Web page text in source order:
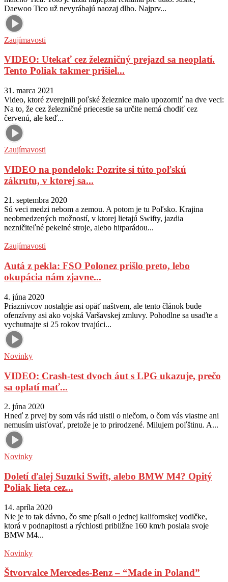
Daewoo Tico už nevyrábajú naozaj dlho. Najprv...
Zaujímavosti
VIDEO: Utekať cez železničný prejazd sa neoplatí.
Tento Poliak takmer prišiel...
31. marca 2021
Video, ktoré zverejnili poľské železnice malo upozorniť na dve veci:
Na to, že cez železničné priecestie sa určite nemá chodiť cez
červenú, ale keď...
Zaujímavosti
VIDEO na pondelok: Pozrite si túto poľskú
zákrutu, v ktorej sa...
21. septembra 2020
Sú veci medzi nebom a zemou. A potom je tu Poľsko. Krajina
neobmedzených možností, v ktorej lietajú Swifty, jazdia
nezničiteľné pekelné stroje, alebo hitparádou...
Zaujímavosti
Autá z pekla: FSO Polonez prišlo preto, lebo
okupácia nám zjavne...
4. júna 2020
Priaznivcov nostalgie asi opäť naštvem, ale tento článok bude
ofenzívny asi ako vojská Varšavskej zmluvy. Pohodlne sa usaďte a
vychutnajte si 25 rokov trvajúci...
Novinky
VIDEO: Crash-test dvoch áut s LPG ukazuje, prečo
sa oplatí mať...
2. júna 2020
Hneď z prvej by som vás rád uistil o niečom, o čom vás vlastne ani
nemusím uisťovať, pretože je to prirodzené. Milujem poľštinu. A...
Novinky
Doletí ďalej Suzuki Swift, alebo BMW M4? Opitý
Poliak lieta cez...
14. apríla 2020
Nie je to tak dávno, čo sme písali o jednej kalifornskej vodičke,
ktorá v podnapitosti a rýchlosti približne 160 km/h poslala svoje
BMW M4...
Novinky
Štvorvalce Mercedes-Benz – “Made in Poland”